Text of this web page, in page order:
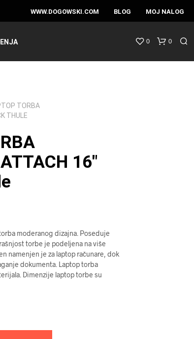
WWW.DOGOWSKI.COM BLOG MOJ NALOG
0 0
TORBA
THULE
16″
moderanog dizajna. Poseduje
torbe je podeljena na više
namenjen je za laptop računare, dok
dokumenta. Laptop torba
Dimenzije laptop torbe su